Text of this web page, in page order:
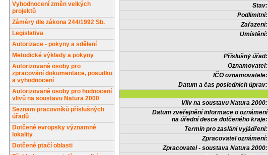
Vyhodnocení změn velkých
projektů
Záměry dle zákona 244/1992 Sb.
Legislativa
Autorizace - pokyny a sdělení
Metodické výklady a pokyny
Autorizované osoby pro
zpracování dokumentace, posudku
a vyhodnocení
Autorizované osoby pro hodnocení
vlivů na soustavu Natura 2000
Seznam pracovníků příslušných
úřadů
Dotčené evropsky významné
lokality
Dotčené ptačí oblasti
Stav:
Podlimitní:
Zařazení:
Umístění:
Příslušný úřad:
Oznamovatel:
IČO oznamovatele:
Datum a čas posledních úprav:
Vliv na soustavu Natura 2000:
Datum zveřejnění informace o oznámení
na úřední desce dotčeného kraje:
Termín pro zaslání vyjádření:
Zpracovatel oznámení:
Zpracovatel - soustava Natura 2000: